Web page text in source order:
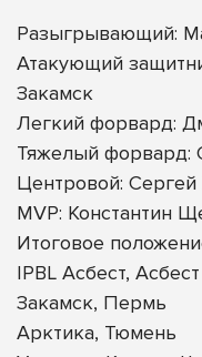
Разыгрывающий:
Атакующий
Закамск
Легкий форвард:
Тяжелый форвард:
Центровой:
MVP: Константин
Итоговое
IPBL Асбест, Асбест
Закамск, Пермь
Арктика, Тюмень